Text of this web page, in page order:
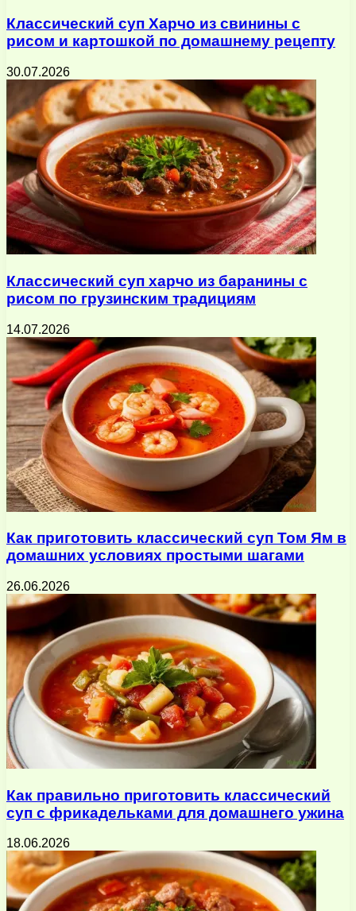
Классический суп Харчо из свинины с
рисом и картошкой по домашнему рецепту
30.07.2026
Классический суп харчо из баранины с
рисом по грузинским традициям
14.07.2026
Как приготовить классический суп Том Ям в
домашних условиях простыми шагами
26.06.2026
Как правильно приготовить классический
суп с фрикадельками для домашнего ужина
18.06.2026